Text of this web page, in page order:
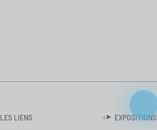
LES LIENS EXPOSITIONS